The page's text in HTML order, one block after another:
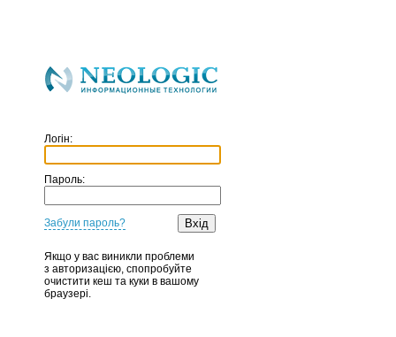
Логін:
Пароль:
Забули пароль?
Якщо у вас виникли проблеми
з авторизацією, спопробуйте
очистити кеш та куки в вашому
браузері.